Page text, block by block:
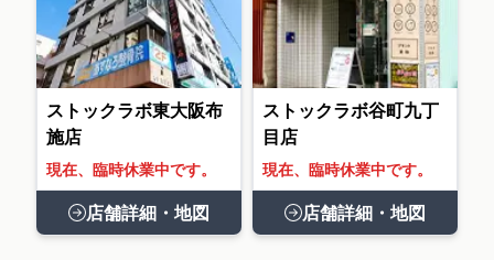
ストックラボ東大阪布
施店
現在、臨時休業中です。
店舗詳細・地図
ストックラボ谷町九丁
目店
現在、臨時休業中です。
店舗詳細・地図